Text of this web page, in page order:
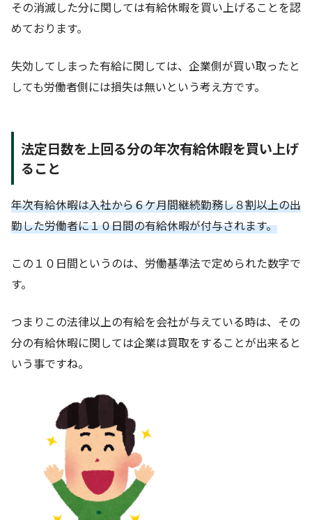
その消滅した分に関しては有給休暇を買い上げることを認
めております。
失効してしまった有給に関しては、企業側が買い取ったと
しても労働者側には損失は無いという考え方です。
法定日数を上回る分の年次有給休暇を買い上げ
ること
年次有給休暇は入社から６ケ月間継続勤務し８割以上の出
勤した労働者に１０日間の有給休暇が付与されます。
この１０日間というのは、労働基準法で定められた数字で
す。
つまりこの法律以上の有給を会社が与えている時は、その
分の有給休暇に関しては企業は買取をすることが出来ると
いう事ですね。